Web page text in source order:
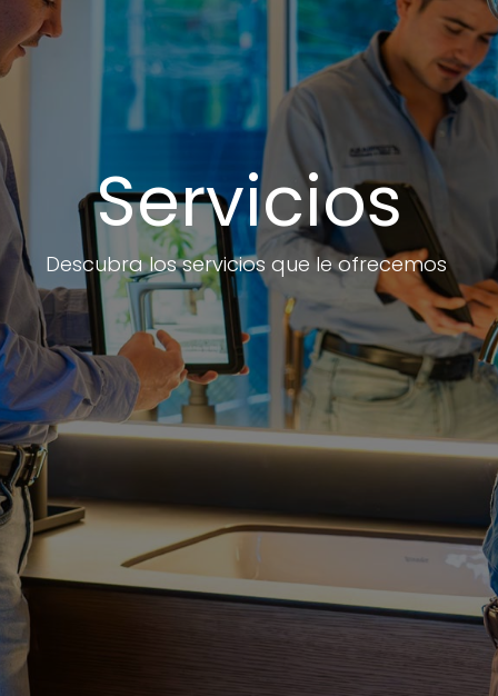
Servicios
Descubra los servicios que le ofrecemos